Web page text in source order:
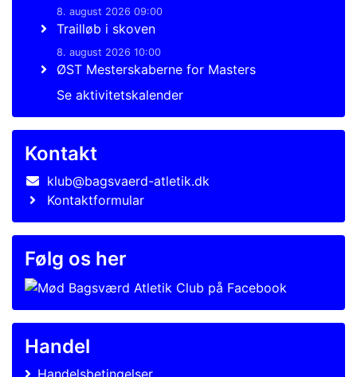
8. august 2026 09:00
Trailløb i skoven
8. august 2026 10:00
ØST Mesterskaberne for Masters
Se aktivitetskalender
Kontakt
klub@bagsvaerd-atletik.dk
Kontaktformular
Følg os her
Handel
Handelsbetingelser